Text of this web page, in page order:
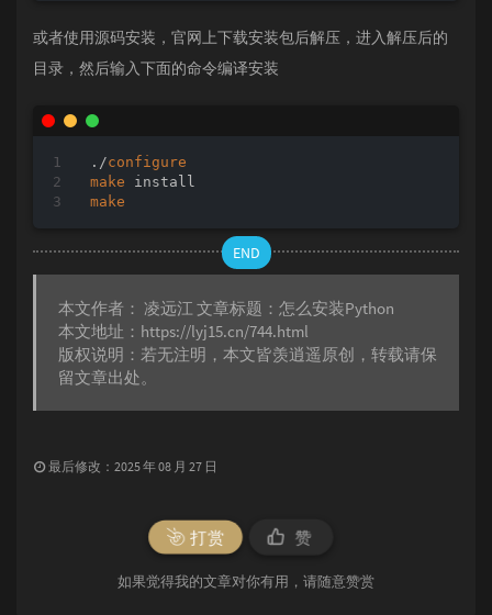
或者使用源码安装，官网上下载安装包后解压，进入解压后的
目录，然后输入下面的命令编译安装
./configure
make
make
END
本文作者： 凌远江 文章标题： 怎么安装Python
本文地址： https://lyj15.cn/744.html
版权说明：若无注明，本文皆羡逍遥原创，转载请保
留文章出处。
最后修改：2025 年 08 月 27 日
打赏 赞
如果觉得我的文章对你有用，请随意赞赏